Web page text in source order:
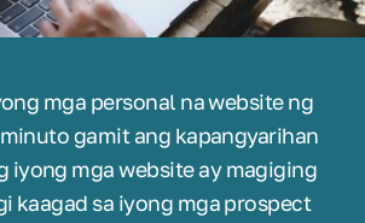
mga personal na website ng
gamit ang kapangyarihan
iyong mga website ay magiging
kaagad sa iyong mga prospect